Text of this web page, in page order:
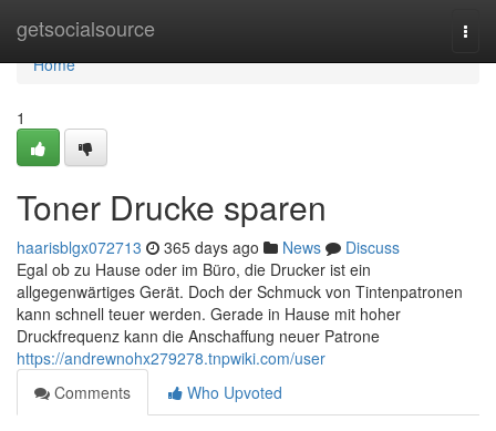
getsocialsource
Home
Home
1
Toner Drucke sparen
haarisblgx072713 365 days ago News
Discuss
Egal ob zu Hause oder im Büro, die Drucker ist ein
allgegenwärtiges Gerät. Doch der Schmuck von Tintenpatronen
kann schnell teuer werden. Gerade in Hause mit hoher
Druckfrequenz kann die Anschaffung neuer Patrone
https://andrewnohx279278.tnpwiki.com/user
Comments
Who Upvoted